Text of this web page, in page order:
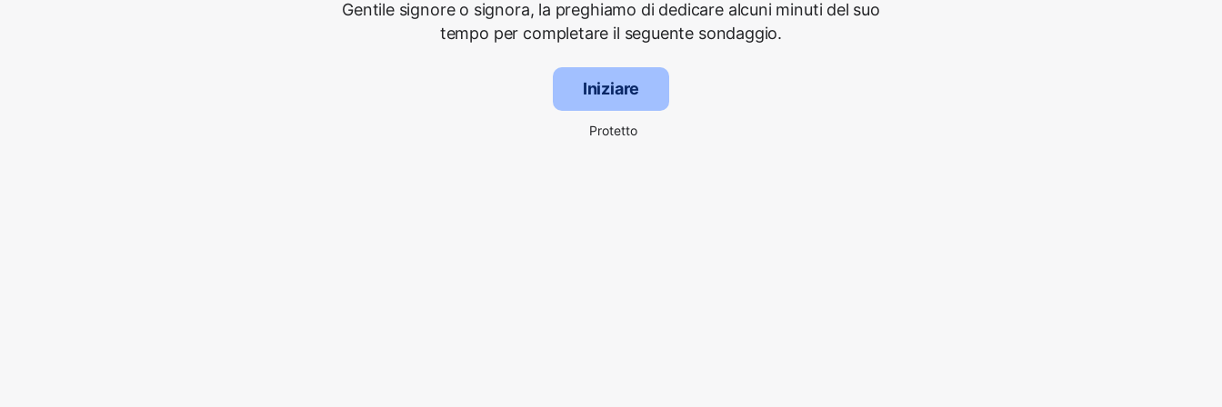
Gentile signore o signora, la preghiamo di dedicare alcuni minuti del suo
tempo per completare il seguente sondaggio.
Iniziare
Protetto